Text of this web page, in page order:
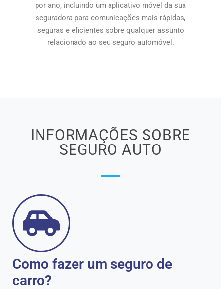
por ano, incluindo um aplicativo móvel da sua
seguradora para comunicações mais rápidas,
seguras e eficientes sobre qualquer assunto
relacionado ao seu seguro automóvel.
INFORMAÇÕES SOBRE
SEGURO AUTO
Como fazer um seguro de
carro?